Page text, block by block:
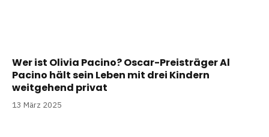
Wer ist Olivia Pacino? Oscar-Preisträger Al
Pacino hält sein Leben mit drei Kindern
weitgehend privat
13 März 2025